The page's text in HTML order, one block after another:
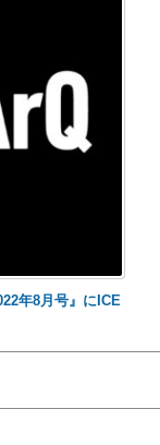
年8月号』にICE